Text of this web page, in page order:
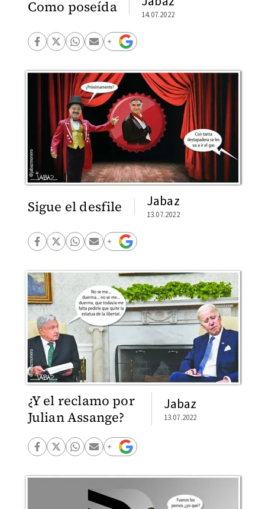
Como poseída 14.07.2022
Sigue el desfile Jabaz
13.07.2022
¿Y el reclamo por
Julian Assange?
Jabaz
13.07.2022